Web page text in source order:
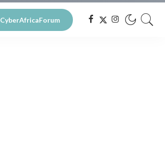
CyberAfricaForum